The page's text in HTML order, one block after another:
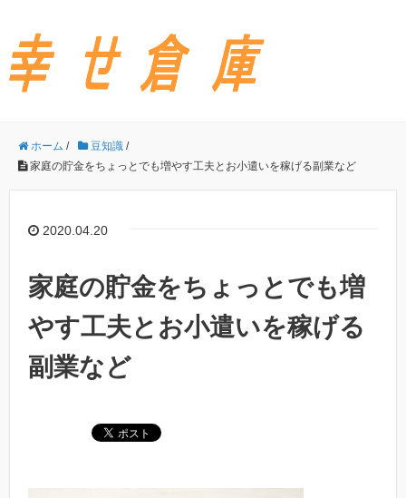
ホーム / 豆知識 /
家庭の貯金をちょっとでも増やす工夫とお小遣いを稼げる副業など
2020.04.20
家庭の貯金をちょっとでも増
やす工夫とお小遣いを稼げる
副業など